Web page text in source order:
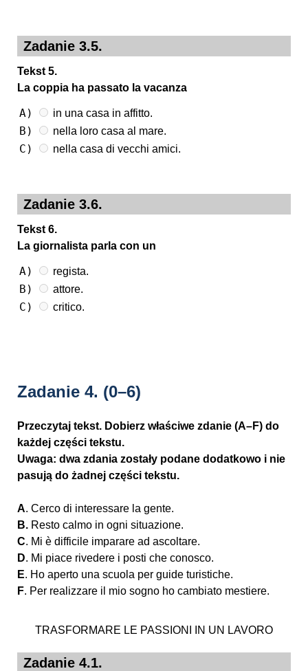
Zadanie 3.5.
Tekst 5.
La coppia ha passato la vacanza
A) in una casa in affitto.
B) nella loro casa al mare.
C) nella casa di vecchi amici.
Zadanie 3.6.
Tekst 6.
La giornalista parla con un
A) regista.
B) attore.
C) critico.
Zadanie 4. (0–6)
Przeczytaj tekst. Dobierz właściwe zdanie (A–F) do
każdej części tekstu.
Uwaga: dwa zdania zostały podane dodatkowo i nie
pasują do żadnej części tekstu.
A. Cerco di interessare la gente.
B. Resto calmo in ogni situazione.
C. Mi è difficile imparare ad ascoltare.
D. Mi piace rivedere i posti che conosco.
E. Ho aperto una scuola per guide turistiche.
F. Per realizzare il mio sogno ho cambiato mestiere.
TRASFORMARE LE PASSIONI IN UN LAVORO
Zadanie 4.1.